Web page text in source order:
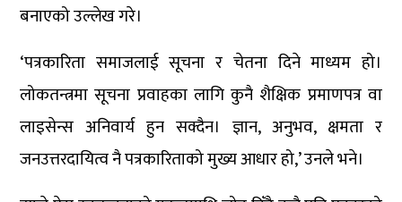
बनाएको उल्लेख गरे।
‘पत्रकारिता समाजलाई सूचना र चेतना दिने माध्यम हो।
लोकतन्त्रमा सूचना प्रवाहका लागि कुनै शैक्षिक प्रमाणपत्र वा
लाइसेन्स अनिवार्य हुन सक्दैन। ज्ञान, अनुभव, क्षमता र
जनउत्तरदायित्व नै पत्रकारिताको मुख्य आधार हो,’ उनले भने।